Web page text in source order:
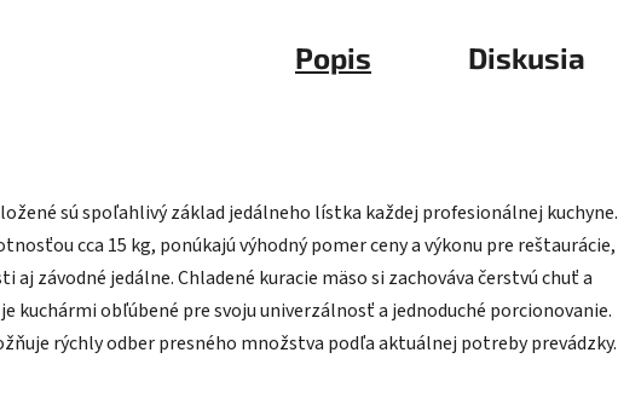
Popis Diskusia
sú spoľahlivý základ jedálneho lístka každej profesionálnej kuchyne.
cca 15 kg, ponúkajú výhodný pomer ceny a výkonu pre reštaurácie,
závodné jedálne. Chladené kuracie mäso si zachováva čerstvú chuť a
kuchármi obľúbené pre svoju univerzálnosť a jednoduché porcionovanie.
rýchly odber presného množstva podľa aktuálnej potreby prevádzky.